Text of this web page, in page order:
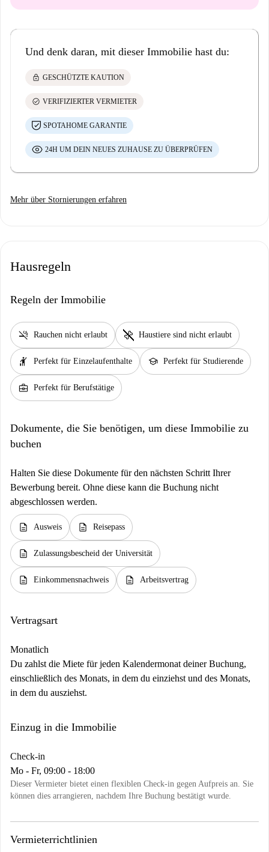
Und denk daran, mit dieser Immobilie hast du:
lock GESCHÜTZTE KAUTION
check_circle VERIFIZIERTER VERMIETER
SPOTAHOME GARANTIE
24H UM DEIN NEUES ZUHAUSE ZU ÜBERPRÜFEN
Mehr über Stornierungen erfahren
Hausregeln
Regeln der Immobilie
smoke_free Rauchen nicht erlaubt pet_supplies Haustiere sind nicht erlaubt
hail Perfekt für Einzelaufenthalte school Perfekt für Studierende
business_center Perfekt für Berufstätige
Dokumente, die Sie benötigen, um diese Immobilie zu
buchen
Halten Sie diese Dokumente für den nächsten Schritt Ihrer
Bewerbung bereit. Ohne diese kann die Buchung nicht
abgeschlossen werden.
description Ausweis description Reisepass
description Zulassungsbescheid der Universität
description Einkommensnachweis description Arbeitsvertrag
Vertragsart
Monatlich
Du zahlst die Miete für jeden Kalendermonat deiner Buchung,
einschließlich des Monats, in dem du einziehst und des Monats,
in dem du ausziehst.
Einzug in die Immobilie
Check-in
Mo - Fr, 09:00 - 18:00
Dieser Vermieter bietet einen flexiblen Check-in gegen Aufpreis an. Sie
können dies arrangieren, nachdem Ihre Buchung bestätigt wurde.
Vermieterrichtlinien